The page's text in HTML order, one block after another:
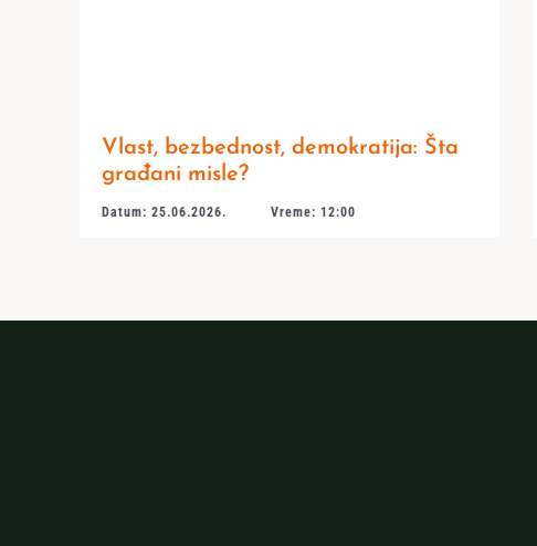
Vlast, bezbednost, demokratija: Šta
građani misle?
Datum: 25.06.2026. Vreme: 12:00